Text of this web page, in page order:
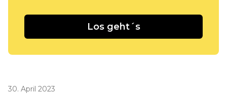
Los geht´s
30. April 2023